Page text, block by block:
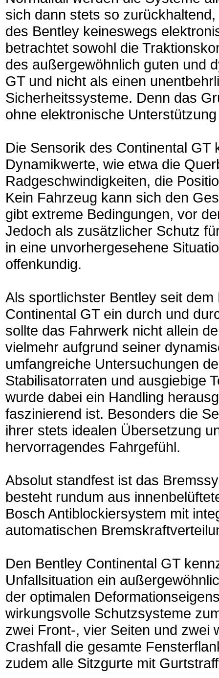
sich dann stets so
des Bentley keineswegs
betrachtet sowohl die
des außergewöhnlich guten und
GT und nicht als einen
Sicherheitssysteme. Denn das
ohne elektronische
Die Sensorik des Continental GT
Dynamikwerte, wie etwa die
Radgeschwindigkeiten, die
Kein Fahrzeug kann sich den
gibt extreme Bedingungen, vor
Jedoch als zusätzlicher Schutz
in eine unvorhergesehene
offenkundig.
Als sportlichster Bentley seit
Continental GT ein durch und
sollte das Fahrwerk nicht allein
vielmehr aufgrund seiner
umfangreiche Untersuchungen
Stabilisatorraten und ausgiebige
wurde dabei ein Handling
faszinierend ist. Besonders die
ihrer stets idealen Übersetzung
hervorragendes Fahrgefühl.
Absolut standfest ist das
besteht rundum aus
Bosch Antiblockiersystem mit
automatischen
Den Bentley Continental GT
Unfallsituation ein
der optimalen
wirkungsvolle Schutzsysteme
zwei Front-, vier Seiten und zwei
Crashfall die gesamte
zudem alle Sitzgurte mit